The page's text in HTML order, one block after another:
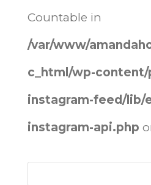
Countable in
/var/www/
c_html/wp-
instagram-feed/lib/
instagram-api.php